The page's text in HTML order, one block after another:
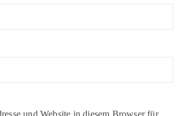
und Website in diesem Browser für